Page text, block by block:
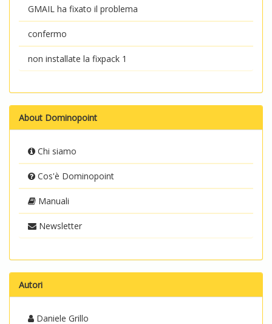
GMAIL ha fixato il problema
confermo
non installate la fixpack 1
About Dominopoint
Chi siamo
Cos'è Dominopoint
Manuali
Newsletter
Autori
Daniele Grillo